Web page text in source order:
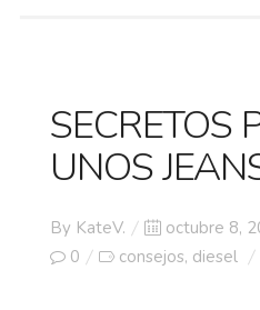
SECRETOS
UNOS
By KateV.
Posted
on
octubre 8,
0
consejos, diesel